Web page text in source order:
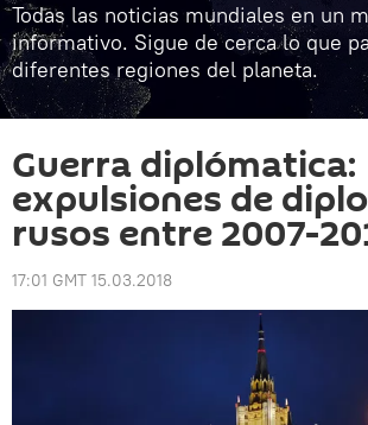
Todas las noticias mundiales en un
informativo. Sigue de cerca lo que
diferentes regiones del planeta.
Guerra diplómatica:
expulsiones de
rusos entre 2007-
17:01 GMT 15.03.2018